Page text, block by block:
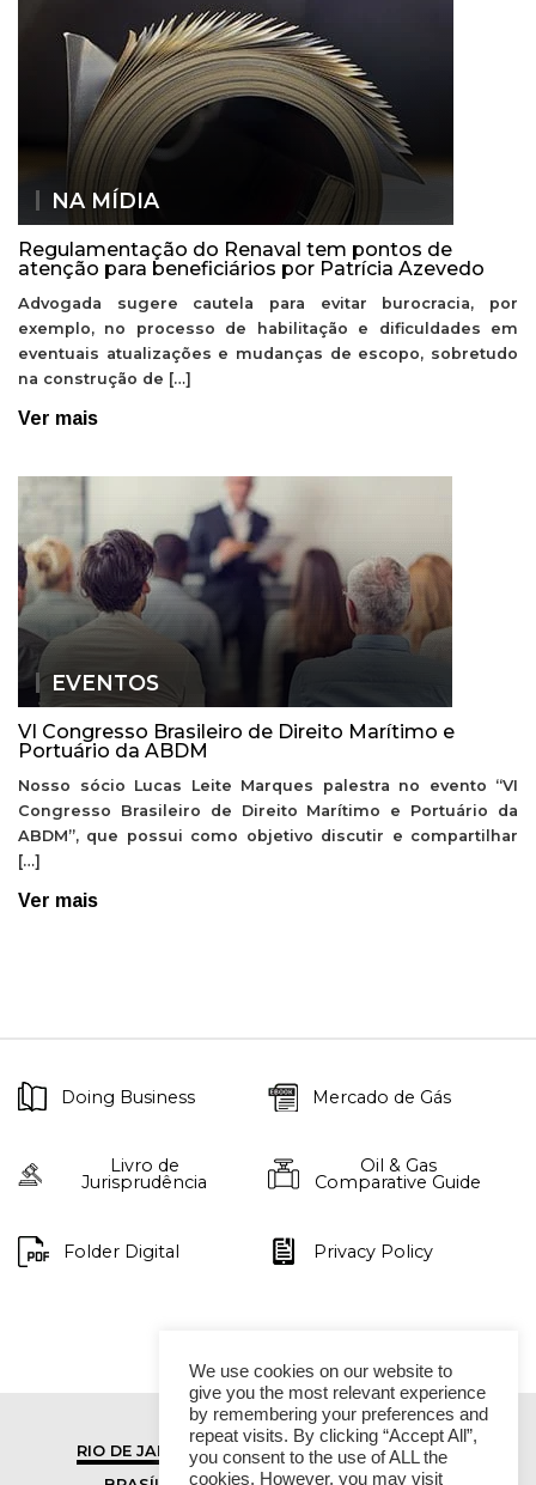
NA MÍDIA
Regulamentação do Renaval tem pontos de
atenção para beneficiários por Patrícia Azevedo
Advogada sugere cautela para evitar burocracia, por
exemplo, no processo de habilitação e dificuldades em
eventuais atualizações e mudanças de escopo, sobretudo
na construção de […]
Ver mais
EVENTOS
VI Congresso Brasileiro de Direito Marítimo e
Portuário da ABDM
Nosso sócio Lucas Leite Marques palestra no evento “VI
Congresso Brasileiro de Direito Marítimo e Portuário da
ABDM”, que possui como objetivo discutir e compartilhar
[…]
Ver mais
Doing Business Mercado de Gás
Livro de
Jurisprudência
Oil & Gas
Comparative Guide
Folder Digital Privacy Policy
RIO DE JANEIRO
SÃO PAULO
We use cookies on our website to
give you the most relevant experience
by remembering your preferences and
repeat visits. By clicking “Accept All”,
you consent to the use of ALL the
cookies. However, you may visit